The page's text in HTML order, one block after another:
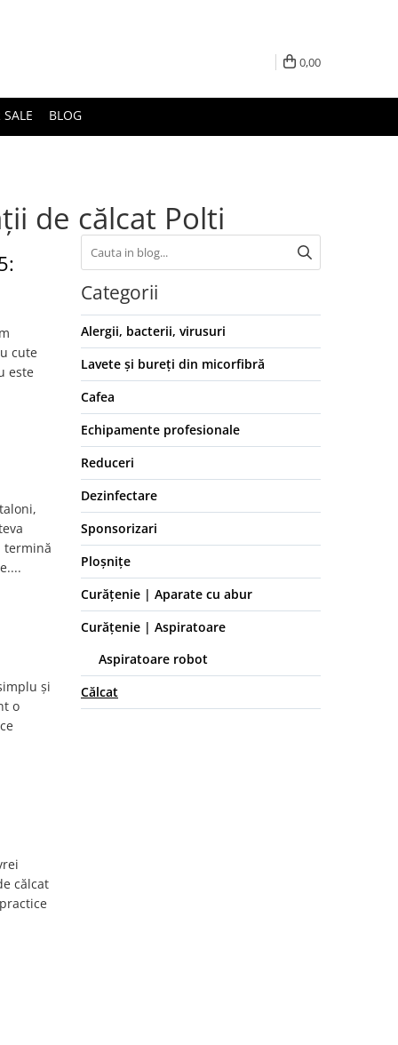
0,00
BLOG
de călcat Polti
cute
este
termină
și
o
călcat
Categorii
Alergii, bacterii, virusuri
Lavete și bureți din micorfibră
Cafea
Echipamente profesionale
Reduceri
Dezinfectare
Sponsorizari
Ploșnițe
Curățenie | Aparate cu abur
Curățenie | Aspiratoare
Aspiratoare robot
Călcat